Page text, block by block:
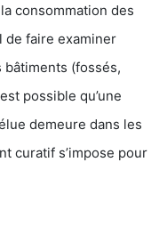
consommation des
de faire examiner
(fossés,
possible qu’une
demeure dans les
curatif s’impose pour